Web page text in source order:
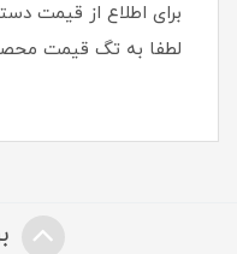
برای اطلاع از قیمت
لطفا به تگ قیمت